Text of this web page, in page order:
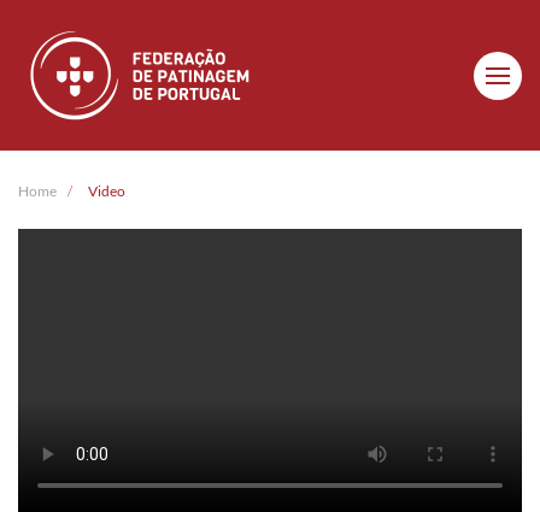
Skip to main content
Home Video